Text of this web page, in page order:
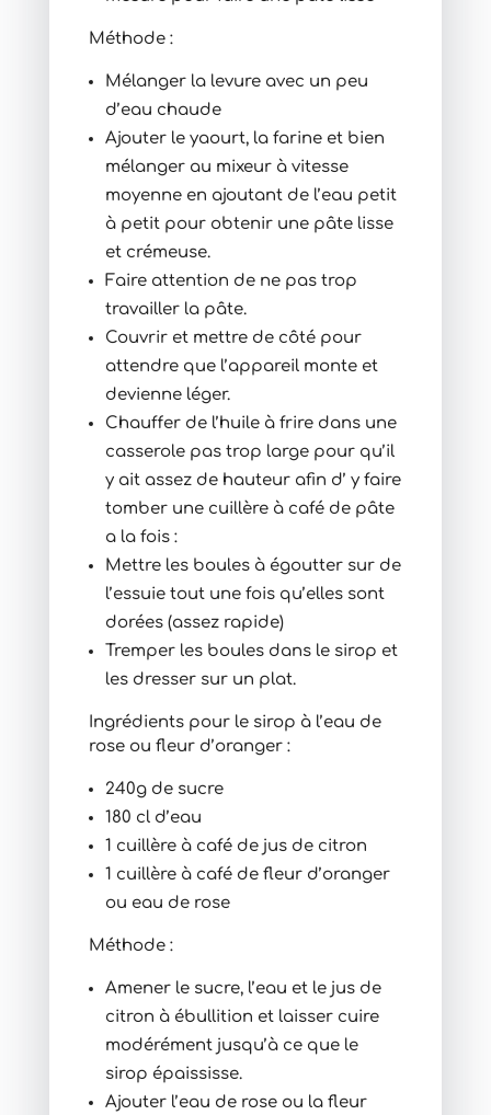
Méthode :
Mélanger la levure avec un peu
d’eau chaude
Ajouter le yaourt, la farine et bien
mélanger au mixeur à vitesse
moyenne en ajoutant de l’eau petit
à petit pour obtenir une pâte lisse
et crémeuse.
Faire attention de ne pas trop
travailler la pâte.
Couvrir et mettre de côté pour
attendre que l’appareil monte et
devienne léger.
Chauffer de l’huile à frire dans une
casserole pas trop large pour qu’il
y ait assez de hauteur afin d’ y faire
tomber une cuillère à café de pâte
a la fois :
Mettre les boules à égoutter sur de
l’essuie tout une fois qu’elles sont
dorées (assez rapide)
Tremper les boules dans le sirop et
les dresser sur un plat.
Ingrédients pour le sirop à l’eau de
rose ou fleur d’oranger :
240g de sucre
180 cl d’eau
1 cuillère à café de jus de citron
1 cuillère à café de fleur d’oranger
ou eau de rose
Méthode :
Amener le sucre, l’eau et le jus de
citron à ébullition et laisser cuire
modérément jusqu’à ce que le
sirop épaississe.
Ajouter l’eau de rose ou la fleur